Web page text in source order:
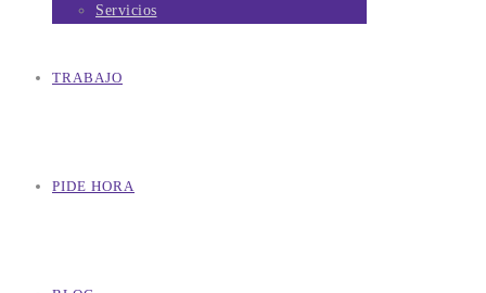
Servicios
TRABAJO
PIDE HORA